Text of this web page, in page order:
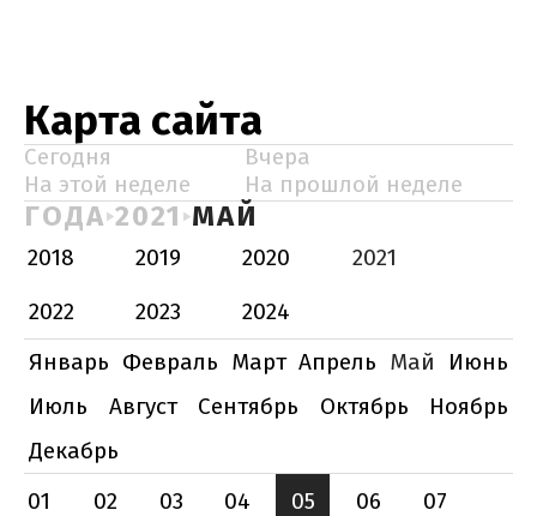
Карта сайта
Сегодня
Вчера
На этой неделе
На прошлой неделе
ГОДА 2021 МАЙ
2018 2019 2020
2021
2022
2023
2024
Январь Февраль Март Апрель Май
Июнь
Июль
Август Сентябрь Октябрь
Ноябрь
Декабрь
01
02 03 04 05 06
07